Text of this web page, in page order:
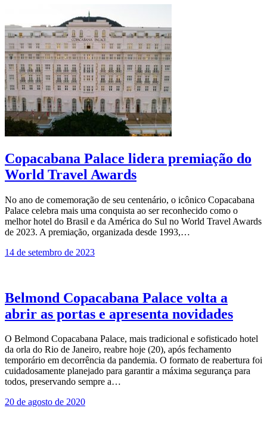
Copacabana Palace lidera premiação do
World Travel Awards
No ano de comemoração de seu centenário, o icônico Copacabana
Palace celebra mais uma conquista ao ser reconhecido como o
melhor hotel do Brasil e da América do Sul no World Travel Awards
de 2023. A premiação, organizada desde 1993,…
14 de setembro de 2023
Belmond Copacabana Palace volta a
abrir as portas e apresenta novidades
O Belmond Copacabana Palace, mais tradicional e sofisticado hotel
da orla do Rio de Janeiro, reabre hoje (20), após fechamento
temporário em decorrência da pandemia. O formato de reabertura foi
cuidadosamente planejado para garantir a máxima segurança para
todos, preservando sempre a…
20 de agosto de 2020